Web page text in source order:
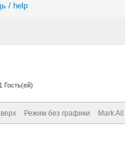
/ help
Гость(ей)
Режим без графики Mark